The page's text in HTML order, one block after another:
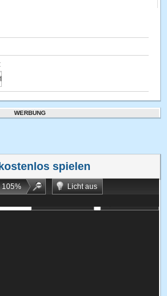
WERBUNG
spielen
105%
Licht aus